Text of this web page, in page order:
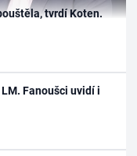
tvrdí Koten.
Fanoušci uvidí i